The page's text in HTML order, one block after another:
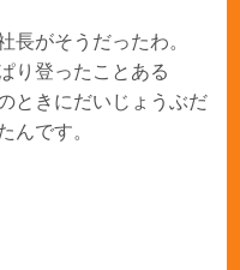
長がそうだったわ。
り登ったことある
ときにだいじょうぶだ
んです。